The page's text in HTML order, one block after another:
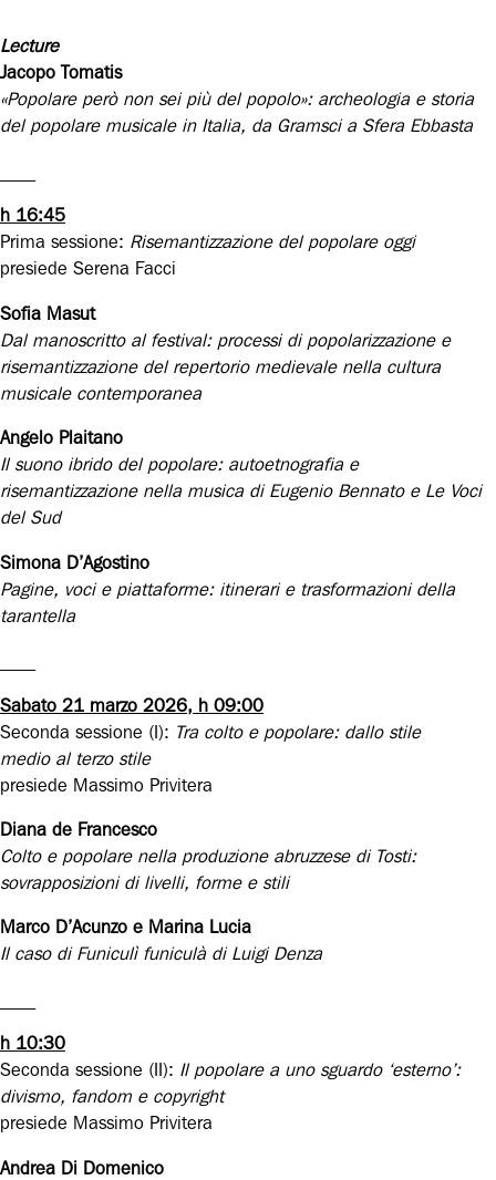
Lecture
Jacopo Tomatis
«Popolare però non sei più del popolo»: archeologia e storia
del popolare musicale in Italia, da Gramsci a Sfera Ebbasta
h 16:45
Prima sessione: Risemantizzazione del popolare oggi
presiede Serena Facci
Sofia Masut
Dal manoscritto al festival: processi di popolarizzazione e
risemantizzazione del repertorio medievale nella cultura
musicale contemporanea
Angelo Plaitano
Il suono ibrido del popolare: autoetnografia e
risemantizzazione nella musica di Eugenio Bennato e Le Voci
del Sud
Simona D’Agostino
Pagine, voci e piattaforme: itinerari e trasformazioni della
tarantella
Sabato 21 marzo 2026, h 09:00
Seconda sessione (I): Tra colto e popolare: dallo stile
medio al terzo stile
presiede Massimo Privitera
Diana de Francesco
Colto e popolare nella produzione abruzzese di Tosti:
sovrapposizioni di livelli, forme e stili
Marco D’Acunzo e Marina Lucia
Il caso di Funiculì funiculà di Luigi Denza
h 10:30
Seconda sessione (II): Il popolare a uno sguardo ‘esterno’:
divismo, fandom e copyright
presiede Massimo Privitera
Andrea Di Domenico